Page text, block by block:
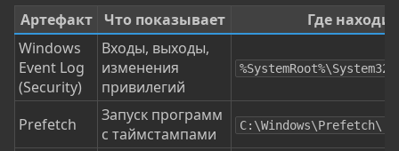
Артефакт Что показывает
Где
Windows
Event Log
(Security)
Входы, выходы,
изменения
привилегий
Prefetch
Запуск программ
с таймстампами
C:\Windows\Prefetch\